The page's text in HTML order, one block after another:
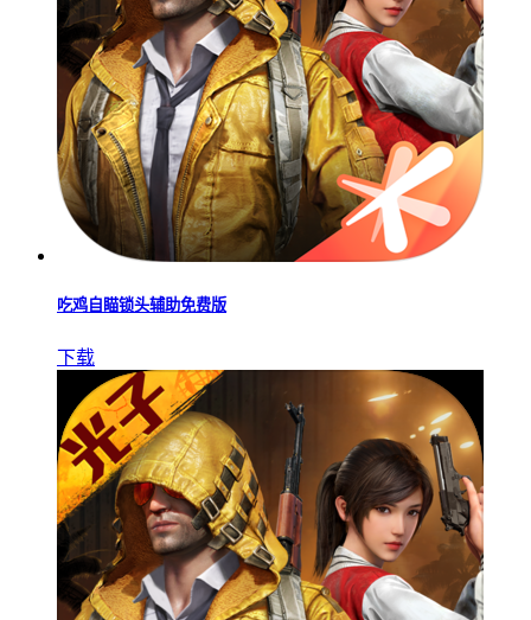
吃鸡自瞄锁头辅助免费版
下载